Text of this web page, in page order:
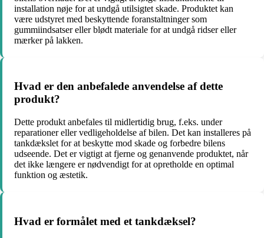
installation nøje for at undgå utilsigtet skade. Produktet kan
være udstyret med beskyttende foranstaltninger som
gummiindsatser eller blødt materiale for at undgå ridser eller
mærker på lakken.
Hvad er den anbefalede anvendelse af dette
produkt?
Dette produkt anbefales til midlertidig brug, f.eks. under
reparationer eller vedligeholdelse af bilen. Det kan installeres på
tankdækslet for at beskytte mod skade og forbedre bilens
udseende. Det er vigtigt at fjerne og genanvende produktet, når
det ikke længere er nødvendigt for at opretholde en optimal
funktion og æstetik.
Hvad er formålet med et tankdæksel?